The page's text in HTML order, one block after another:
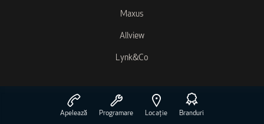
Apelează Programare Locație Branduri
Maxus
Allview
Lynk&Co